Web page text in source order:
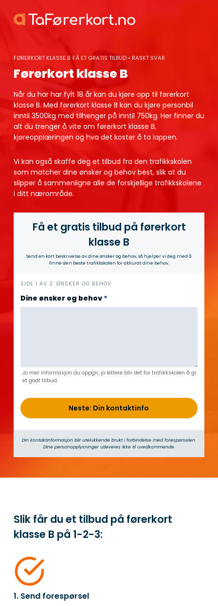
content
FØRERKORT KLASSE B: FÅ ET GRATIS TILBUD • RASKT SVAR
Førerkort klasse B
Når du har har fylt 18 år kan du kjøre opp til førerkort
klasse B. Med førerkort klasse B kan du kjøre personbil
inntil 3500kg med tilhenger på inntil 750kg. Her finner du
alt du trenger å vite om førerkort klasse B,
kjøreopplæringen og hva det koster å ta lappen.
Vi kan også skaffe deg et tilbud fra den trafikkskolen
som matcher dine ønsker og behov best, slik at du
slipper å sammenligne alle de forskjellige trafikkskolene
i ditt nærområde.
Få et gratis tilbud på førerkort
klasse B
Send en kort beskrivelse av dine ønsker og behov, så hjelper vi deg med å
finne den beste trafikkskolen for akkurat dine behov.
h
e
r
e
g
r
i
e
SIDE 1 AV 2: ØNSKER OG BEHOV
Dine ønsker og behov *
Jo mer informasjon du oppgir, jo lettere blir det for trafikkskolen å gi
et godt tilbud.
Neste: Din kontaktinfo
Din kontaktinformasjon blir utelukkende brukt i forbindelse med ­forespørselen.
Dine person­­opplysninger utleveres ikke til uvedkommende.
Slik får du et tilbud på førerkort
klasse B på 1-2-3:
1. Send forespørsel